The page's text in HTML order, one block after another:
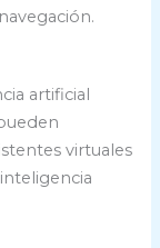
artificial
virtuales